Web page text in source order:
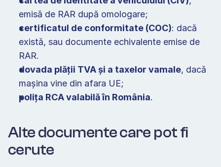
emisă de RAR după omologare;
certificatul de conformitate (COC): dacă
există, sau documente echivalente emise de
RAR.
dovada plății TVA și a taxelor vamale, dacă
mașina vine din afara UE;
polița RCA valabilă în România.
Alte documente care pot fi
cerute